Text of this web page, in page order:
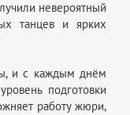
невероятный
танцев и ярких
и с каждым днём
подготовки
работу жюри,